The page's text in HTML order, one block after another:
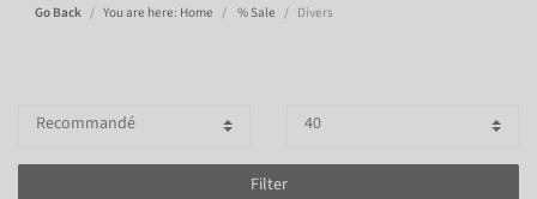
Go Back You are here: Home % Sale Divers
Filter